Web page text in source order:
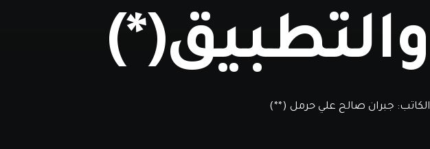
والتطبيق(*)
الكاتب: جبران صالح علي حرمل (**)